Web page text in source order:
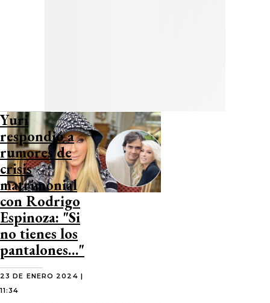
Yuri
respondió a
rumores de
crisis
matrimonial
con Rodrigo
Espinoza: "Si
no tienes los
pantalones…"
23 DE ENERO 2024 |
11:34